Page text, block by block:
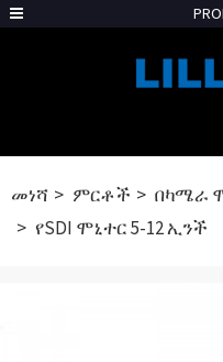
መነሻ ምርቶች
በካሜራ
የSDI ሞኒተር 5-12 ኢንች